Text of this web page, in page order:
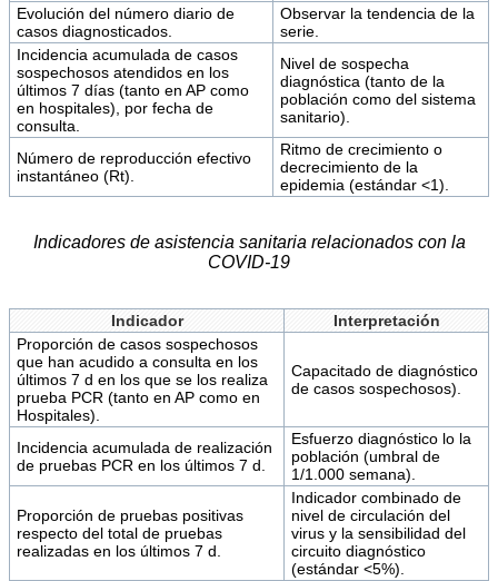
Evolución del número diario de
casos diagnosticados.
Observar la tendencia de la
serie.
Incidencia acumulada de casos
sospechosos atendidos en los
últimos 7 días (tanto en AP como
en hospitales), por fecha de
consulta.
Nivel de sospecha
diagnóstica (tanto de la
población como del sistema
sanitario).
Número de reproducción efectivo
instantáneo (Rt).
Ritmo de crecimiento o
decrecimiento de la
epidemia (estándar <1).
Indicadores de asistencia sanitaria relacionados con la
COVID-19
Indicador
Interpretación
Proporción de casos sospechosos
que han acudido a consulta en los
últimos 7 d en los que se los realiza
prueba PCR (tanto en AP como en
Hospitales).
Capacitado de diagnóstico
de casos sospechosos).
Incidencia acumulada de realización
de pruebas PCR en los últimos 7 d.
Esfuerzo diagnóstico lo la
población (umbral de
1/1.000 semana).
Proporción de pruebas positivas
respecto del total de pruebas
realizadas en los últimos 7 d.
Indicador combinado de
nivel de circulación del
virus y la sensibilidad del
circuito diagnóstico
(estándar <5%).